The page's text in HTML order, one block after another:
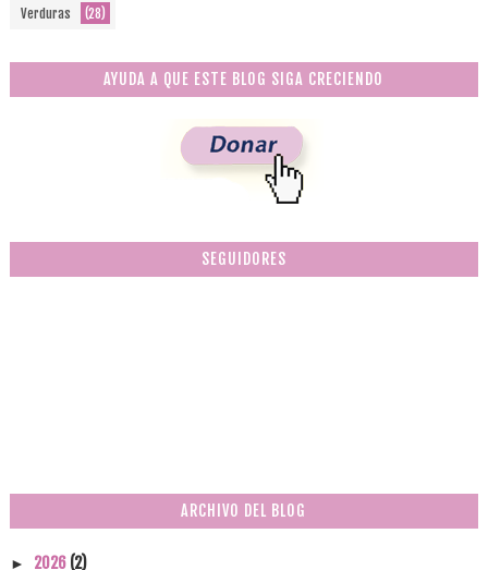
Verduras (28)
AYUDA A QUE ESTE BLOG SIGA CRECIENDO
SEGUIDORES
ARCHIVO DEL BLOG
► 2026 (2)